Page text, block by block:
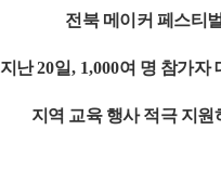
전북 메이커 페스티벌
지난20일, 1,000여 명 참가자
지역 교육 행사 적극 지